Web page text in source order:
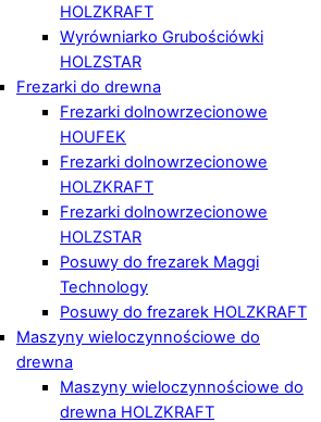
HOLZKRAFT
Wyrówniarko Grubościówki
HOLZSTAR
Frezarki do drewna
Frezarki dolnowrzecionowe
HOUFEK
Frezarki dolnowrzecionowe
HOLZKRAFT
Frezarki dolnowrzecionowe
HOLZSTAR
Posuwy do frezarek Maggi
Technology
Posuwy do frezarek HOLZKRAFT
Maszyny wieloczynnościowe do
drewna
Maszyny wieloczynnościowe do
drewna HOLZKRAFT